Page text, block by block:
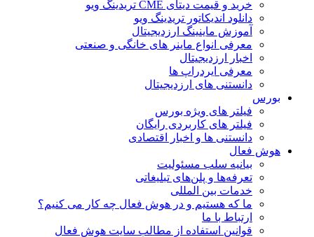
خرید و قیمت دیتای CME تریدینگ ویو
دانلود اندیکاتور تریدینگ ویو
آموزش ماینینگ ارزدیجیتال
معرفی انواع ماینر های خانگی و صنعتی
اخبار ارزدیجیتال
معرفی ایردراپ ها
دانستنی های ارزدیجیتال
بورس
فیلتر های ویژه بورس
فیلتر های کاربردی رایگان
دانستنی ها و اخبار اقتصادی
هوش فعال
بیانیه سلب مسئولیت
تعرفه‌ها و پلن‌های تبلیغاتی
خدمات بین المللی
ما که هستیم و در هوش فعال چه کار می کنیم؟
ارتباط با ما
قوانین استفاده از مطالب سایت هوش فعال